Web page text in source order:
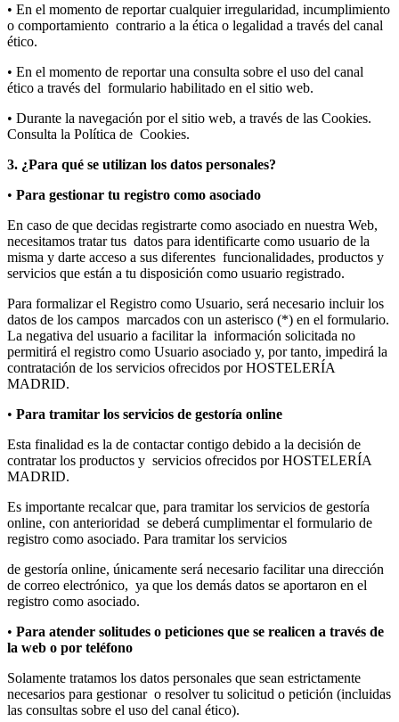
• En el momento de reportar cualquier irregularidad, incumplimiento
o comportamiento contrario a la ética o legalidad a través del canal
ético.
• En el momento de reportar una consulta sobre el uso del canal
ético a través del formulario habilitado en el sitio web.
• Durante la navegación por el sitio web, a través de las Cookies.
Consulta la Política de Cookies.
3. ¿Para qué se utilizan los datos personales?
• Para gestionar tu registro como asociado
En caso de que decidas registrarte como asociado en nuestra Web,
necesitamos tratar tus datos para identificarte como usuario de la
misma y darte acceso a sus diferentes funcionalidades, productos y
servicios que están a tu disposición como usuario registrado.
Para formalizar el Registro como Usuario, será necesario incluir los
datos de los campos marcados con un asterisco (*) en el formulario.
La negativa del usuario a facilitar la información solicitada no
permitirá el registro como Usuario asociado y, por tanto, impedirá la
contratación de los servicios ofrecidos por HOSTELERÍA
MADRID.
• Para tramitar los servicios de gestoría online
Esta finalidad es la de contactar contigo debido a la decisión de
contratar los productos y servicios ofrecidos por HOSTELERÍA
MADRID.
Es importante recalcar que, para tramitar los servicios de gestoría
online, con anterioridad se deberá cumplimentar el formulario de
registro como asociado. Para tramitar los servicios
de gestoría online, únicamente será necesario facilitar una dirección
de correo electrónico, ya que los demás datos se aportaron en el
registro como asociado.
• Para atender solitudes o peticiones que se realicen a través de
la web o por teléfono
Solamente tratamos los datos personales que sean estrictamente
necesarios para gestionar o resolver tu solicitud o petición (incluidas
las consultas sobre el uso del canal ético).